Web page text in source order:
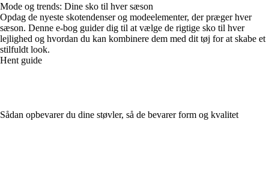
Mode og trends: Dine sko til hver sæson
Opdag de nyeste skotendenser og modeelementer, der præger hver
sæson. Denne e-bog guider dig til at vælge de rigtige sko til hver
lejlighed og hvordan du kan kombinere dem med dit tøj for at skabe et
stilfuldt look.
Hent guide
Sådan opbevarer du dine støvler, så de bevarer form og kvalitet